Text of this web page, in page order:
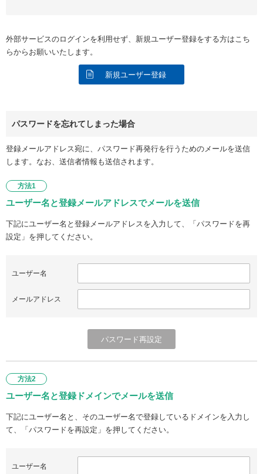
外部サービスのログインを利用せず、新規ユーザー登録をする方はこち
らからお願いいたします。
新規ユーザー登録
パスワードを忘れてしまった場合
登録メールアドレス宛に、パスワード再発行を行うためのメールを送信
します。なお、送信者情報も送信されます。
方法1
ユーザー名と登録メールアドレスでメールを送信
下記にユーザー名と登録メールアドレスを入力して、「パスワードを再
設定」を押してください。
ユーザー名
メールアドレス
方法2
ユーザー名と登録ドメインでメールを送信
下記にユーザー名と、そのユーザー名で登録しているドメインを入力し
て、「パスワードを再設定」を押してください。
ユーザー名